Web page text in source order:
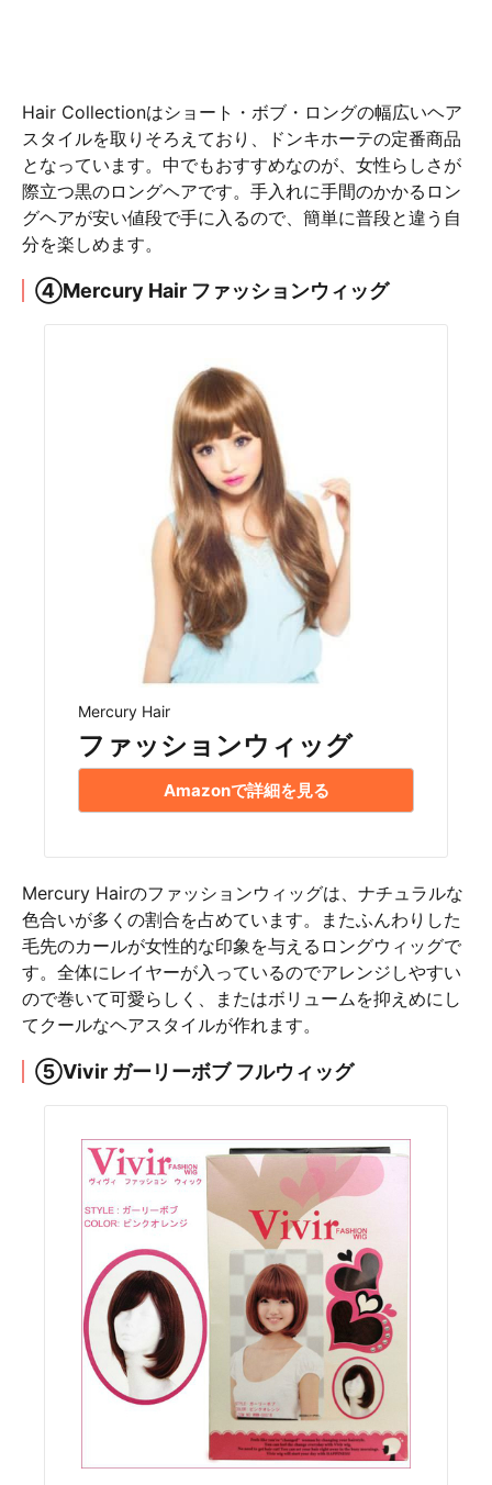
Hair Collectionはショート・ボブ・ロングの幅広いヘア
スタイルを取りそろえており、ドンキホーテの定番商品
となっています。中でもおすすめなのが、女性らしさが
際立つ黒のロングヘアです。手入れに手間のかかるロン
グヘアが安い値段で手に入るので、簡単に普段と違う自
分を楽しめます。
④Mercury Hair ファッションウィッグ
Mercury Hair
ファッションウィッグ
Amazonで詳細を見る
Mercury Hairのファッションウィッグは、ナチュラルな
色合いが多くの割合を占めています。またふんわりした
毛先のカールが女性的な印象を与えるロングウィッグで
す。全体にレイヤーが入っているのでアレンジしやすい
ので巻いて可愛らしく、またはボリュームを抑えめにし
てクールなヘアスタイルが作れます。
⑤Vivir ガーリーボブ フルウィッグ